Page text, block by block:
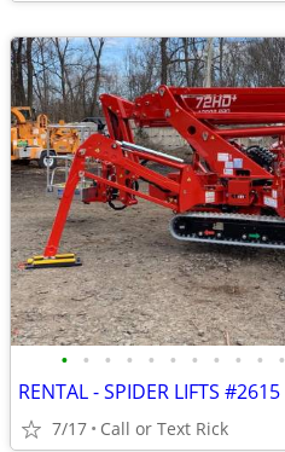
• • • • • • • • • • •
RENTAL - SPIDER LIFTS #2615
7/17 Call or Text Rick